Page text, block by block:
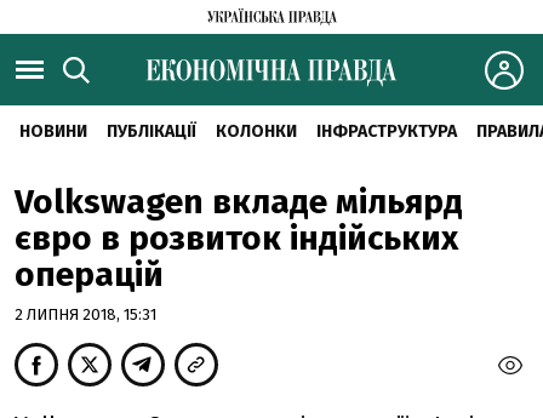
НОВИНИ ПУБЛІКАЦІЇ КОЛОНКИ ІНФРАСТРУКТУРА
Volkswagen вкладе мільярд
євро в розвиток індійських
операцій
2 ЛИПНЯ 2018, 15:31